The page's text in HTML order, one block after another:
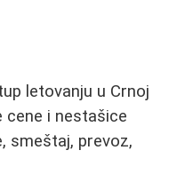
letovanju u Crnoj
cene i nestašice
smeštaj, prevoz,